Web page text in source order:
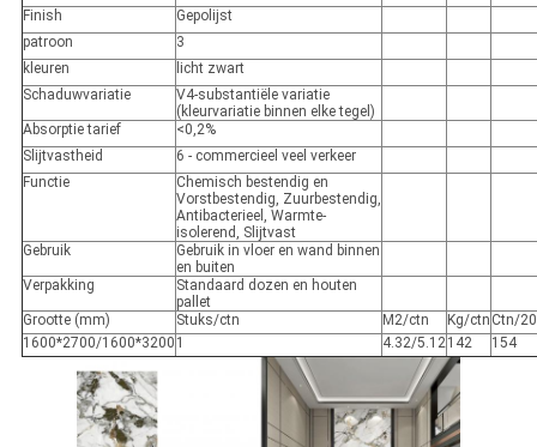
Finish
Gepolijst
patroon
3
kleuren
licht zwart
Schaduwvariatie
V4-substantiële variatie
(kleurvariatie binnen elke tegel)
Absorptie tarief
<0,2%
Slijtvastheid
6 - commercieel veel verkeer
Functie
Chemisch bestendig en
Vorstbestendig, Zuurbestendig,
Antibacterieel, Warmte-
isolerend, Slijtvast
Gebruik
Gebruik in vloer en wand binnen
en buiten
Verpakking
Standaard dozen en houten
pallet
Grootte (mm)
Stuks/ctn M2/ctn Kg/ctn Ctn/
1600*2700/1600*3200 1 4.32/5.12142 154